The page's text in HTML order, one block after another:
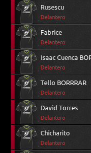
Rusescu
Delantero
Fabrice
Delantero
Delantero
Tello BORRRAR
Delantero
David Torres
Delantero
Chicharito
Delantero